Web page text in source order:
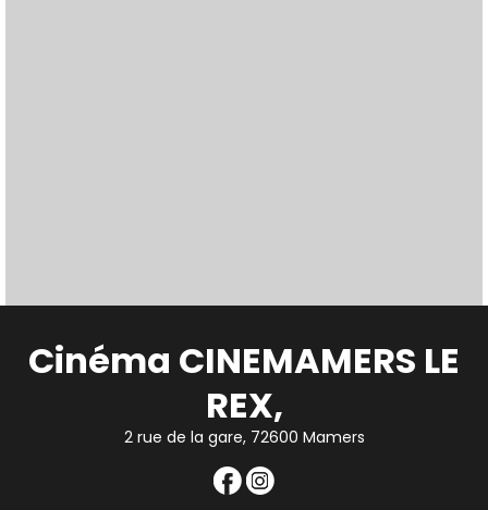
Cinéma CINEMAMERS LE
REX,
2 rue de la gare, 72600 Mamers